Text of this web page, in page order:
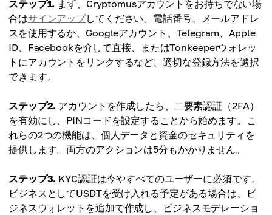
ステップ1. まず、Cryptomusアカウントをお持ちでない場
合はサインアップしてください。電話番号、メールアドレ
スを使用するか、Googleアカウント、Telegram、Apple
ID、Facebookを介して直接、またはTonkeeperウォレッ
トにアカウントをリンクするなど、適切な登録方法を選択
できます。
ステップ2. アカウントを作成したら、二要素認証（2FA）
を有効にし、PINコードを設定することから始めます。こ
れらの2つの機能は、個人データと資金のセキュリティを
提供します。両方のアクションは5分もかかりません。
ステップ3. KYC認証は今やすべてのユーザーに必須です。
ビジネスとしてUSDTを受け入れる予定がある場合は、ビ
ジネスウォレットを追加で作成し、ビジネスモデレーショ